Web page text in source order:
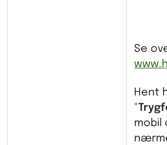
Se
Hent
"
mobil